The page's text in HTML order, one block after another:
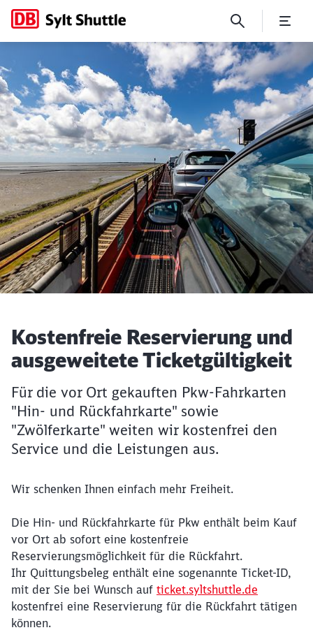
Kostenfreie Reservierung
Artikel:
Kostenfreie Reservierung und
ausgeweitete Ticketgültigkeit
Für die vor Ort gekauften Pkw-Fahrkarten
"Hin- und Rückfahrkarte" sowie
"Zwölferkarte" weiten wir kostenfrei den
Service und die Leistungen aus.
Wir schenken Ihnen einfach mehr Freiheit.
Die Hin- und Rückfahrkarte für Pkw enthält beim Kauf
vor Ort ab sofort eine kostenfreie
Reservierungsmöglichkeit für die Rückfahrt.
Ihr Quittungsbeleg enthält eine sogenannte Ticket-ID,
mit der Sie bei Wunsch auf ticket.syltshuttle.de
kostenfrei eine Reservierung für die Rückfahrt tätigen
können.